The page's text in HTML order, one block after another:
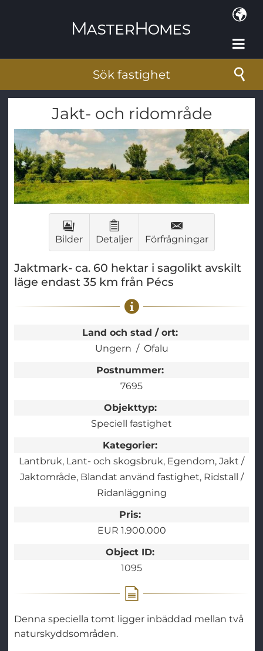
Sök fastighet
Jakt- och ridområde
Bilder Detaljer Förfrågningar
Jaktmark- ca. 60 hektar i sagolikt avskilt
läge endast 35 km från Pécs
Land och stad / ort:
Ungern
Ofalu
Postnummer:
7695
Objekttyp:
Speciell fastighet
Kategorier:
Lantbruk Lant- och skogsbruk Egendom Jakt /
Jaktområde Blandat använd fastighet Ridstall /
Ridanläggning
Pris:
EUR 1.900.000
Object ID:
1095
Denna speciella tomt ligger inbäddad mellan två
naturskyddsområden.